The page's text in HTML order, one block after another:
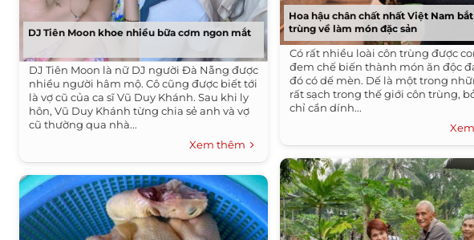
DJ Tiên Moon khoe nhiều bữa cơm ngon mắt
DJ Tiên Moon là nữ DJ người Đà Nẵng được
nhiều người hâm mộ. Cô cũng được biết tới
là vợ cũ của ca sĩ Vũ Duy Khánh. Sau khi ly
hôn, Vũ Duy Khánh từng chia sẻ anh và vợ
cũ thường qua nhà...
Xem thêm
Hoa hậu chân chất nhất Việt Nam
trùng về làm món đặc sản
Có rất nhiều loài côn trùng được
đem chế biến thành món ăn độc
đó có dế mèn. Dế là một trong
rất sạch trong thế giới côn trùng,
chỉ cần dính...